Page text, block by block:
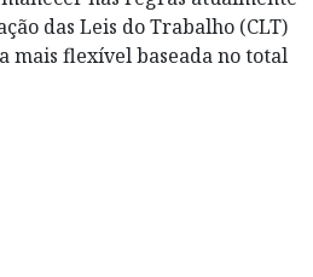
das Leis do Trabalho (CLT)
mais flexível baseada no total